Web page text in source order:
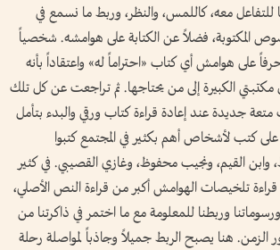
معه، كاللمس، والنظر، وربط ما نسمع في
المكتوبة، فضلاً عن الكتابة على هوامشه. شخصياً
على هوامش أي كتاب «احتراماً له» واعتقاداً بأنه
الكبيرة إلى من يحتاجها. ثم تراجعت عن كل تلك
جديدة عند إعادة قراءة كتاب ورقي والبدء بتأمل
كتب لأشخاص أهم بكثير في المجتمع كتبوا
وابن القيم، ونجيب محفوظ، وغازي القصيبي. في كثير
تلخيصات الهوامش أكبر من قراءة النص الأصلي،
وربطنا للمعلومة مع ما اختمر في ذاكرتنا من
هنا يصبح الربط جميلاً وجاذباً لمواصلة رحلة